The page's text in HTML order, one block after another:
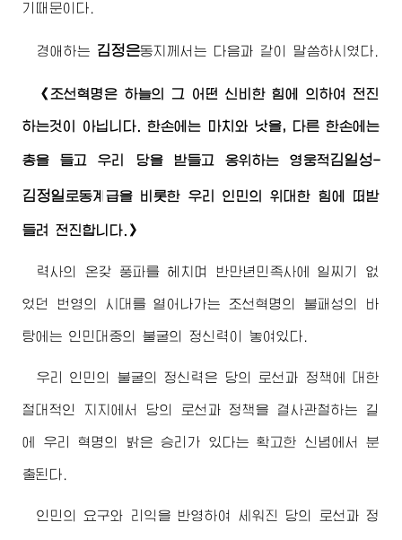
기때문이다.
경애하는 김정은동지 께서는 다음과 같이 말씀하시였다.
《조선혁명은 하늘의 그 어떤 신비한 힘에 의하여 전진
하는것이 아닙니다. 한손에는 마치와 낫을, 다른 한손에는
총을 들고 우리 당을 받들고 옹위하는 영웅적 김일성-
김정일 로동계급을 비롯한 우리 인민의 위대한 힘에 떠받
들려 전진합니다.》
력사의 온갖 풍파를 헤치며 반만년민족사에 일찌기 없
었던 번영의 시대를 열어나가는 조선혁명의 불패성의 바
탕에는 인민대중의 불굴의 정신력이 놓여있다.
우리 인민의 불굴의 정신력은 당의 로선과 정책에 대한
절대적인 지지에서 당의 로선과 정책을 결사관철하는 길
에 우리 혁명의 밝은 승리가 있다는 확고한 신념에서 분
출된다.
인민의 요구와 리익을 반영하여 세워진 당의 로선과 정